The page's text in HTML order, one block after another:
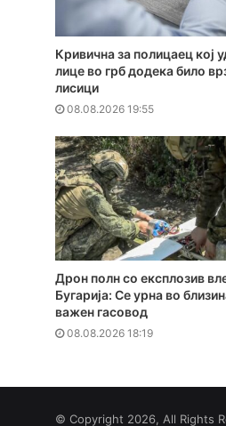
Кривична за полицаец кој
лице во грб додека било
лисици
08.08.2026 19:55
Дрон полн со експлозив
Бугарија: Се урна во
важен гасовод
08.08.2026 18:19
© Copyright 2026, All Rights